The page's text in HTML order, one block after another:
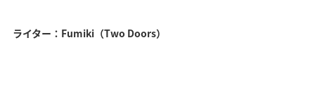
ライター：Fumiki（Two Doors）